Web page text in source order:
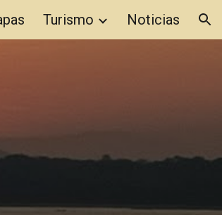
Turismo Noticias